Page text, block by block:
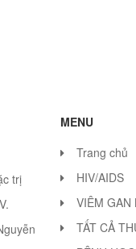
trị
MENU
Trang chủ
HIV/AIDS
VIÊM GAN
TẤT CẢ